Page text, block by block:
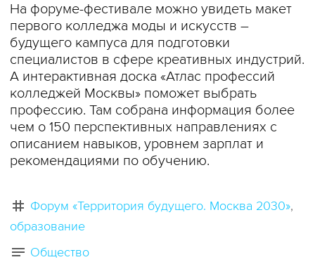
На форуме-фестивале можно увидеть макет
первого колледжа моды и искусств –
будущего кампуса для подготовки
специалистов в сфере креативных индустрий.
А интерактивная доска «Атлас профессий
колледжей Москвы» поможет выбрать
профессию. Там собрана информация более
чем о 150 перспективных направлениях с
описанием навыков, уровнем зарплат и
рекомендациями по обучению.
Форум «Территория будущего. Москва 2030»
образование
Общество